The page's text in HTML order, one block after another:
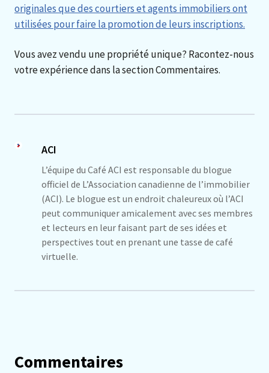
originales que des courtiers et agents immobiliers ont
utilisées pour faire la promotion de leurs inscriptions.
Vous avez vendu une propriété unique? Racontez-nous
votre expérience dans la section Commentaires.
ACI
L’équipe du Café ACI est responsable du blogue
officiel de L’Association canadienne de l’immobilier
(ACI). Le blogue est un endroit chaleureux où l’ACI
peut communiquer amicalement avec ses membres
et lecteurs en leur faisant part de ses idées et
perspectives tout en prenant une tasse de café
virtuelle.
Commentaires